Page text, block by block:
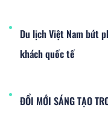
Du lịch Việt Nam bứt
khách quốc tế
ĐỔI MỚI SÁNG TẠO